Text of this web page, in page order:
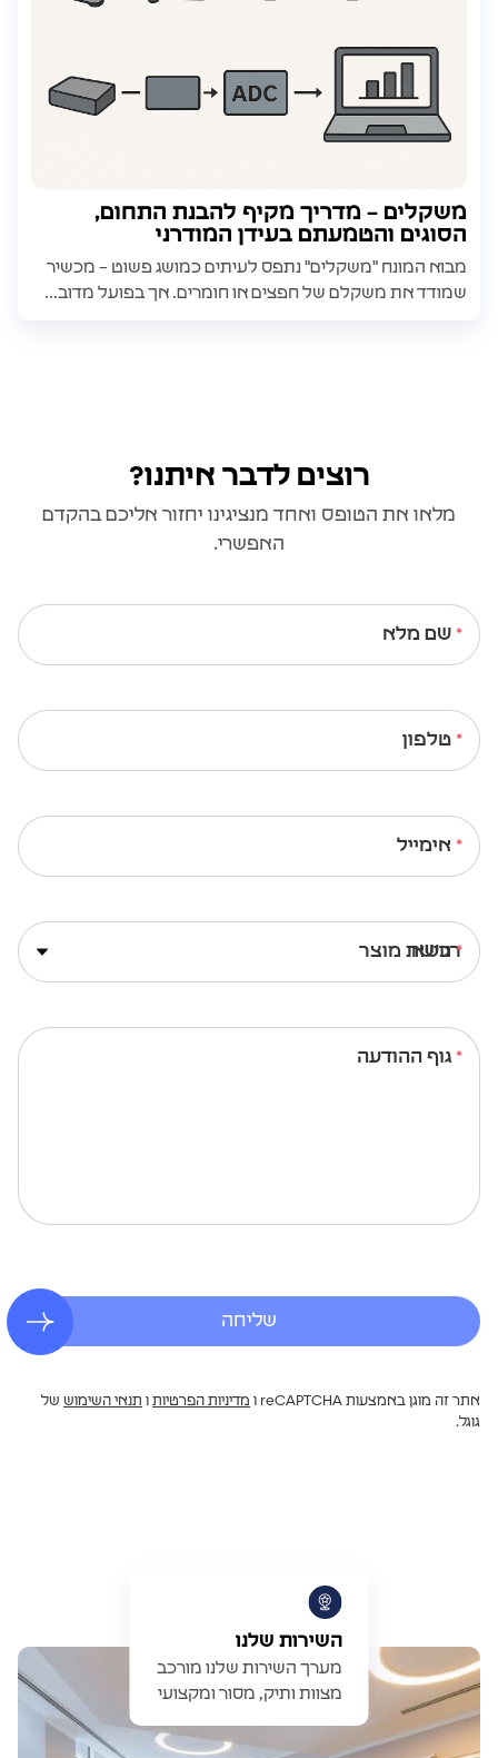
משקלים – מדריך מקיף להבנת התחום,
הסוגים והטמעתם בעידן המודרני
מבוא המונח "משקלים" נתפס לעיתים כמושג פשוט – מכשיר
שמודד את משקלם של חפצים או חומרים. אך בפועל מדוב...
השירות שלנו
מערך השירות שלנו מורכב
מצוות ותיק, מסור ומקצועי
רוצים לדבר איתנו?
מלאו את הטופס ואחד מנציגינו יחזור אליכם בהקדם
האפשרי.
שם מלא
טלפון
אימייל
נושא
גוף ההודעה
שליחה
אתר זה מוגן באמצעות reCAPTCHA ו מדיניות הפרטיות ו תנאי השימוש של
גוגל.